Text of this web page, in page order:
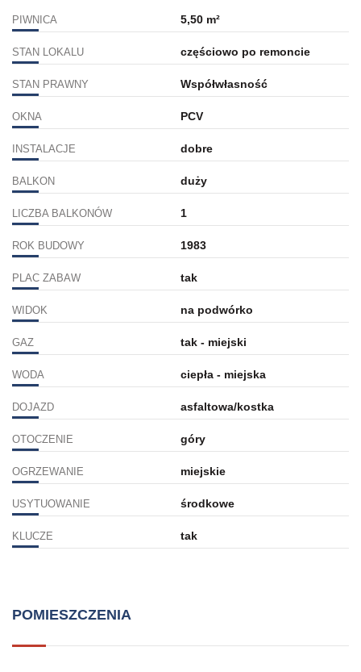
PIWNICA 5,50 m²
STAN LOKALU częściowo po remoncie
STAN PRAWNY Współwłasność
OKNA PCV
INSTALACJE dobre
BALKON duży
LICZBA BALKONÓW 1
ROK BUDOWY 1983
PLAC ZABAW tak
WIDOK na podwórko
GAZ tak - miejski
WODA ciepła - miejska
DOJAZD asfaltowa/kostka
OTOCZENIE góry
OGRZEWANIE miejskie
USYTUOWANIE środkowe
KLUCZE tak
POMIESZCZENIA